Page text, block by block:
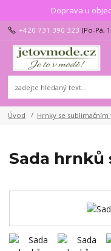
Doprava u
+420 731 390 323 (Po-Pá,
Úvod Hrnky se sublimačním
Sada hrnků